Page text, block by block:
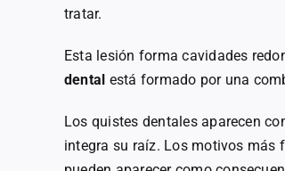
tratar.
Esta lesión forma cavidades
dental está formado por una
Los quistes dentales aparecen
integra su raíz. Los motivos más